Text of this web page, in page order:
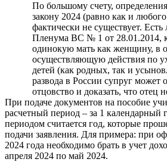
По большому счету,
закону 2024 (равно как и
фактически не существует.
Пленума ВС № 1 от 28.01.2014,
одинокую мать как женщину, в
осуществляющую действия по
детей (как родных, так и
развода в России супруг может
отцовство и доказать, что отец
При подаче документов на пособие
расчетный период – за 1 календарный
периодом считается год, которые
подачи заявления. Для примера: при
2024 года необходимо брать в учет
апреля 2024 по май 2024.